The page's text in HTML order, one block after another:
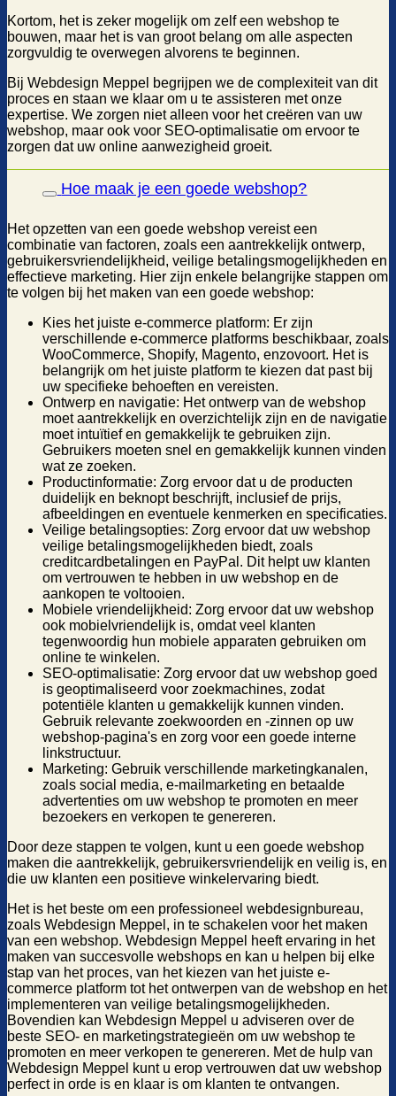
Kortom, het is zeker mogelijk om zelf een webshop te
bouwen, maar het is van groot belang om alle aspecten
zorgvuldig te overwegen alvorens te beginnen.
Bij Webdesign Meppel begrijpen we de complexiteit van dit
proces en staan we klaar om u te assisteren met onze
expertise. We zorgen niet alleen voor het creëren van uw
webshop, maar ook voor SEO-optimalisatie om ervoor te
zorgen dat uw online aanwezigheid groeit.
Hoe maak je een goede webshop?
Het opzetten van een goede webshop vereist een
combinatie van factoren, zoals een aantrekkelijk ontwerp,
gebruikersvriendelijkheid, veilige betalingsmogelijkheden en
effectieve marketing. Hier zijn enkele belangrijke stappen om
te volgen bij het maken van een goede webshop:
Kies het juiste e-commerce platform: Er zijn
verschillende e-commerce platforms beschikbaar, zoals
WooCommerce, Shopify, Magento, enzovoort. Het is
belangrijk om het juiste platform te kiezen dat past bij
uw specifieke behoeften en vereisten.
Ontwerp en navigatie: Het ontwerp van de webshop
moet aantrekkelijk en overzichtelijk zijn en de navigatie
moet intuïtief en gemakkelijk te gebruiken zijn.
Gebruikers moeten snel en gemakkelijk kunnen vinden
wat ze zoeken.
Productinformatie: Zorg ervoor dat u de producten
duidelijk en beknopt beschrijft, inclusief de prijs,
afbeeldingen en eventuele kenmerken en specificaties.
Veilige betalingsopties: Zorg ervoor dat uw webshop
veilige betalingsmogelijkheden biedt, zoals
creditcardbetalingen en PayPal. Dit helpt uw klanten
om vertrouwen te hebben in uw webshop en de
aankopen te voltooien.
Mobiele vriendelijkheid: Zorg ervoor dat uw webshop
ook mobielvriendelijk is, omdat veel klanten
tegenwoordig hun mobiele apparaten gebruiken om
online te winkelen.
SEO-optimalisatie: Zorg ervoor dat uw webshop goed
is geoptimaliseerd voor zoekmachines, zodat
potentiële klanten u gemakkelijk kunnen vinden.
Gebruik relevante zoekwoorden en -zinnen op uw
webshop-pagina's en zorg voor een goede interne
linkstructuur.
Marketing: Gebruik verschillende marketingkanalen,
zoals social media, e-mailmarketing en betaalde
advertenties om uw webshop te promoten en meer
bezoekers en verkopen te genereren.
Door deze stappen te volgen, kunt u een goede webshop
maken die aantrekkelijk, gebruikersvriendelijk en veilig is, en
die uw klanten een positieve winkelervaring biedt.
Het is het beste om een professioneel webdesignbureau,
zoals Webdesign Meppel, in te schakelen voor het maken
van een webshop. Webdesign Meppel heeft ervaring in het
maken van succesvolle webshops en kan u helpen bij elke
stap van het proces, van het kiezen van het juiste e-
commerce platform tot het ontwerpen van de webshop en het
implementeren van veilige betalingsmogelijkheden.
Bovendien kan Webdesign Meppel u adviseren over de
beste SEO- en marketingstrategieën om uw webshop te
promoten en meer verkopen te genereren. Met de hulp van
Webdesign Meppel kunt u erop vertrouwen dat uw webshop
perfect in orde is en klaar is om klanten te ontvangen.